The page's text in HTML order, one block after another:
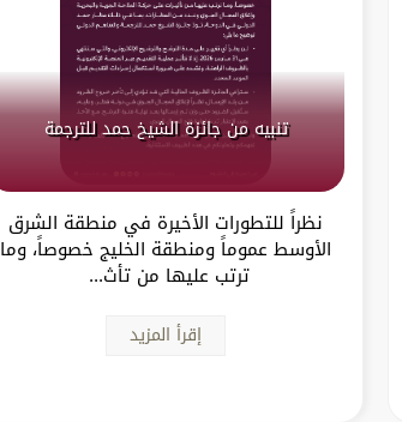
تنبيه من جائزة الشيخ حمد للترجمة
نظراً للتطورات الأخيرة في منطقة الشرق
الأوسط عموماً ومنطقة الخليج خصوصاً، وما
ترتب عليها من تأث...
إقرأ المزيد